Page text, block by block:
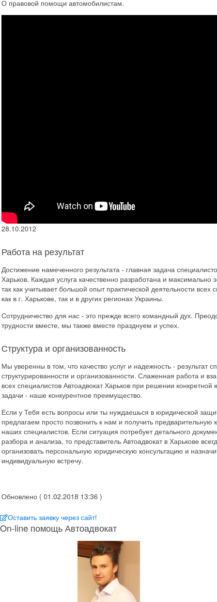
О правовой помощи автомобилистам.
28.10.2012
Работа на результат
Достижение намеченного результата - главная задача
Харьков. Каждая услуга качественно разработана и максимально
так как учитывает большой опыт практической деятельности всех
как в г. Харькове, так и в других регионах Украины.
Сотрудничество для нас - это прежде всего командный дух.
трудности вместе, мы также вместе празднуем и успех.
Структура и организованность
Мы уверенны в том, что качество услуг и надежность - результат
структурированности и организованности. Слаженная работа и
всех специалистов Автоадвокат Харьков при решении конкретной
задачи - наше конкурентное преимущество.
Если у Тебя есть вопросы или ты нуждаешься в юридической
предлагаем просто позвонить к нам и получить предварительную
наших специалистов. Если ситуация потребует детального
разбора и анализа, то представитель Автоадвокат в Харькове
организовать персональную юридическую консультацию и
индивидуальную встречу.
Обновлено ( 01.02.2018 13:36 )
Оставить заявку через сайт!
On-line помощь Автоадвокат